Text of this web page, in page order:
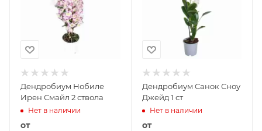
Дендробиум Нобиле
Ирен Смайл 2 ствола
Нет в наличии
от
Дендробиум Санок Сноу
Джейд 1 ст
Нет в наличии
от